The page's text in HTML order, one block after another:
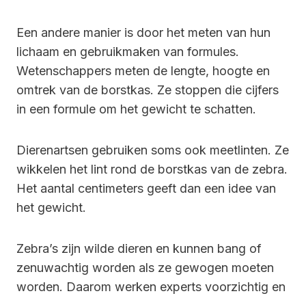
Een andere manier is door het meten van hun
lichaam en gebruikmaken van formules.
Wetenschappers meten de lengte, hoogte en
omtrek van de borstkas. Ze stoppen die cijfers
in een formule om het gewicht te schatten.
Dierenartsen gebruiken soms ook meetlinten. Ze
wikkelen het lint rond de borstkas van de zebra.
Het aantal centimeters geeft dan een idee van
het gewicht.
Zebra’s zijn wilde dieren en kunnen bang of
zenuwachtig worden als ze gewogen moeten
worden. Daarom werken experts voorzichtig en